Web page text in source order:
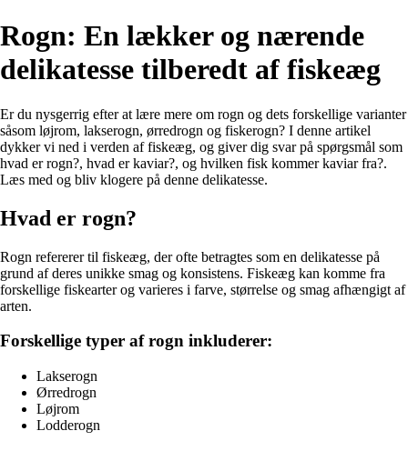
Rogn: En lækker og nærende
delikatesse tilberedt af fiskeæg
Er du nysgerrig efter at lære mere om rogn og dets forskellige varianter
såsom løjrom, lakserogn, ørredrogn og fiskerogn? I denne artikel
dykker vi ned i verden af fiskeæg, og giver dig svar på spørgsmål som
hvad er rogn?, hvad er kaviar?, og hvilken fisk kommer kaviar fra?.
Læs med og bliv klogere på denne delikatesse.
Hvad er rogn?
Rogn refererer til fiskeæg, der ofte betragtes som en delikatesse på
grund af deres unikke smag og konsistens. Fiskeæg kan komme fra
forskellige fiskearter og varieres i farve, størrelse og smag afhængigt af
arten.
Forskellige typer af rogn inkluderer:
Lakserogn
Ørredrogn
Løjrom
Lodderogn